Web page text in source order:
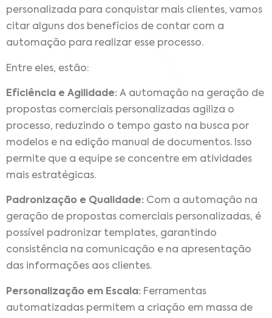
personalizada para conquistar mais clientes, vamos
citar alguns dos benefícios de contar com a
automação para realizar esse processo.
Entre eles, estão:
Eficiência e Agilidade: A automação na geração de
propostas comerciais personalizadas agiliza o
processo, reduzindo o tempo gasto na busca por
modelos e na edição manual de documentos. Isso
permite que a equipe se concentre em atividades
mais estratégicas.
Padronização e Qualidade: Com a automação na
geração de propostas comerciais personalizadas, é
possível padronizar templates, garantindo
consistência na comunicação e na apresentação
das informações aos clientes.
Personalização em Escala: Ferramentas
automatizadas permitem a criação em massa de